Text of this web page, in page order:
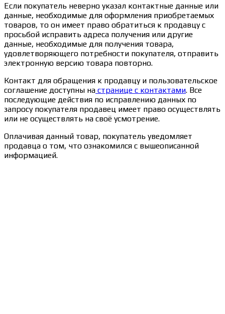
Если покупатель неверно указал контактные данные или
данные, необходимые для оформления приобретаемых
товаров, то он имеет право обратиться к продавцу с
просьбой исправить адреса получения или другие
данные, необходимые для получения товара,
удовлетворяющего потребности покупателя, отправить
электронную версию товара повторно.
Контакт для обращения к продавцу и пользовательское
соглашение доступны на странице с контактами. Все
последующие действия по исправлению данных по
запросу покупателя продавец имеет право осуществлять
или не осуществлять на своё усмотрение.
Оплачивая данный товар, покупатель уведомляет
продавца о том, что ознакомился с вышеописанной
информацией.